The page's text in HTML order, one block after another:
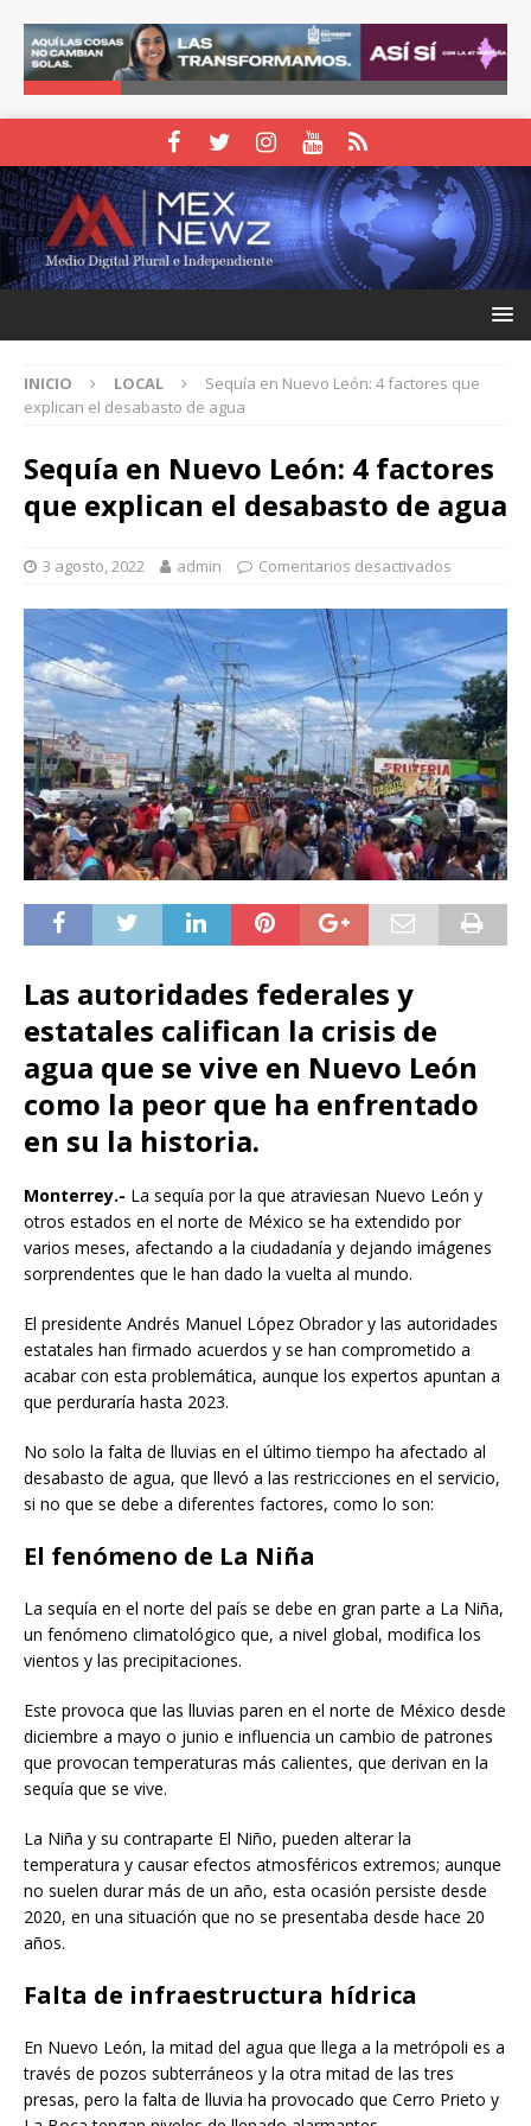
INICIO LOCAL
Sequía en Nuevo León: 4 factores que
explican el desabasto de agua
Sequía en Nuevo León: 4 factores
que explican el desabasto de agua
3 agosto, 2022 admin Comentarios desactivados
Las autoridades federales y
estatales califican la crisis de
agua que se vive en Nuevo León
como la peor que ha enfrentado
en su la historia.
Monterrey.- La sequía por la que atraviesan Nuevo León y
otros estados en el norte de México se ha extendido por
varios meses, afectando a la ciudadanía y dejando imágenes
sorprendentes que le han dado la vuelta al mundo.
El presidente Andrés Manuel López Obrador y las autoridades
estatales han firmado acuerdos y se han comprometido a
acabar con esta problemática, aunque los expertos apuntan a
que perduraría hasta 2023.
No solo la falta de lluvias en el último tiempo ha afectado al
desabasto de agua, que llevó a las restricciones en el servicio,
si no que se debe a diferentes factores, como lo son:
El fenómeno de La Niña
La sequía en el norte del país se debe en gran parte a La Niña,
un fenómeno climatológico que, a nivel global, modifica los
vientos y las precipitaciones.
Este provoca que las lluvias paren en el norte de México desde
diciembre a mayo o junio e influencia un cambio de patrones
que provocan temperaturas más calientes, que derivan en la
sequía que se vive.
La Niña y su contraparte El Niño, pueden alterar la
temperatura y causar efectos atmosféricos extremos; aunque
no suelen durar más de un año, esta ocasión persiste desde
2020, en una situación que no se presentaba desde hace 20
años.
Falta de infraestructura hídrica
En Nuevo León, la mitad del agua que llega a la metrópoli es a
través de pozos subterráneos y la otra mitad de las tres
presas, pero la falta de lluvia ha provocado que Cerro Prieto y